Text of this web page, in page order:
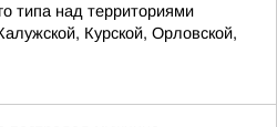
типа над территориями
Курской, Орловской,